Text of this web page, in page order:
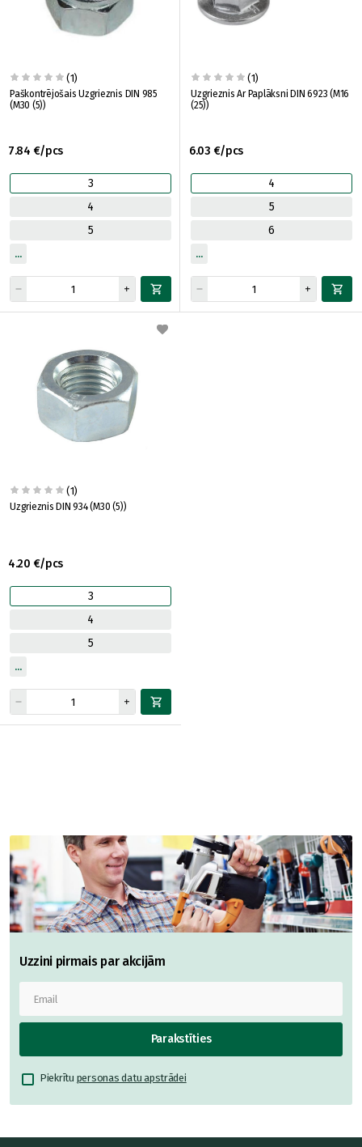
(1)
Paškontrējošais Uzgrieznis DIN 985
(M30 (5))
7.84 €/pcs
3
4
5
(1)
Uzgrieznis Ar Paplāksni DIN 6923 (M16
(25))
6.03 €/pcs
4
5
6
(1)
Uzgrieznis DIN 934 (M30 (5))
4.20 €/pcs
3
4
5
Uzzini pirmais par akcijām
Parakstīties
Piekrītu personas datu apstrādei